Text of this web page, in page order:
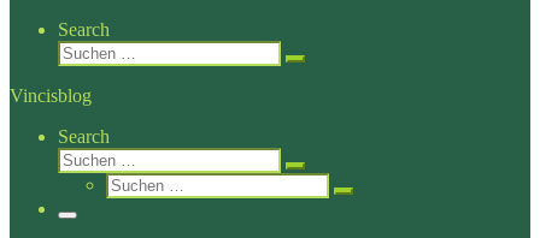
Search
Suche
Suchen …
Vincisblog
Search
Suche
Suchen …
Suche
Suchen …
Menü